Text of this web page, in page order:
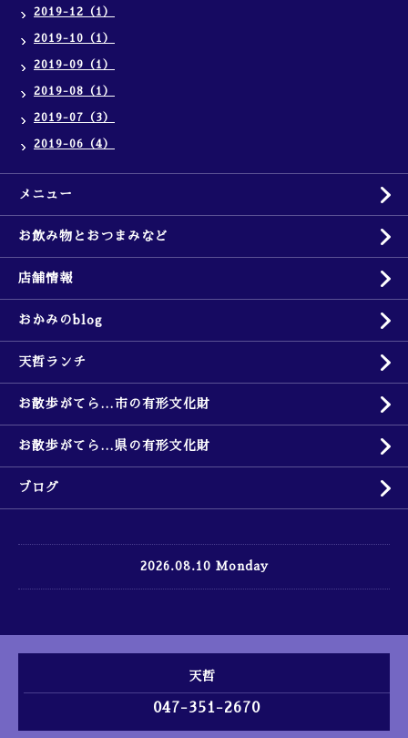
2019-12（1）
2019-10（1）
2019-09（1）
2019-08（1）
2019-07（3）
2019-06（4）
メニュー
お飲み物とおつまみなど
店舗情報
おかみのblog
天哲ランチ
お散歩がてら…市の有形文化財
お散歩がてら…県の有形文化財
ブログ
2026.08.10 Monday
天哲
047-351-2670